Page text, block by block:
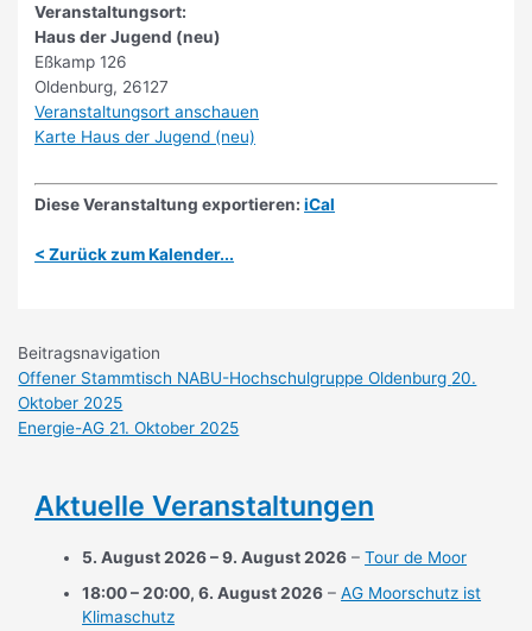
Veranstaltungsort:
Haus der Jugend (neu)
Eßkamp 126
Oldenburg, 26127
Veranstaltungsort anschauen
Karte Haus der Jugend (neu)
Diese Veranstaltung exportieren:iCal
< Zurück zum Kalender...
Beitragsnavigation
Offener Stammtisch NABU-Hochschulgruppe Oldenburg 20.
Oktober 2025
Energie-AG 21. Oktober 2025
Aktuelle Veranstaltungen
5. August 2026–9. August 2026 –Tour de Moor
18:00–20:00,6. August 2026 –AG Moorschutz ist
Klimaschutz